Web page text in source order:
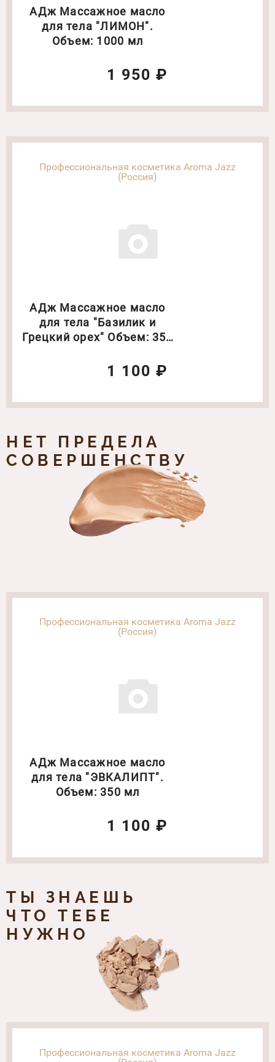
АДж Массажное масло
для тела "ЛИМОН".
Объем: 1000 мл
1 950 ₽
Профессиональная косметика Aroma Jazz
(Россия)
АДж Массажное масло
для тела "Базилик и
Грецкий орех" Объем: 350
1 100 ₽
НЕТ ПРЕДЕЛА
СОВЕРШЕНСТВУ
Профессиональная косметика Aroma Jazz
(Россия)
АДж Массажное масло
для тела "ЭВКАЛИПТ".
Объем: 350 мл
1 100 ₽
ТЫ ЗНАЕШЬ
ЧТО ТЕБЕ
НУЖНО
Профессиональная косметика Aroma Jazz